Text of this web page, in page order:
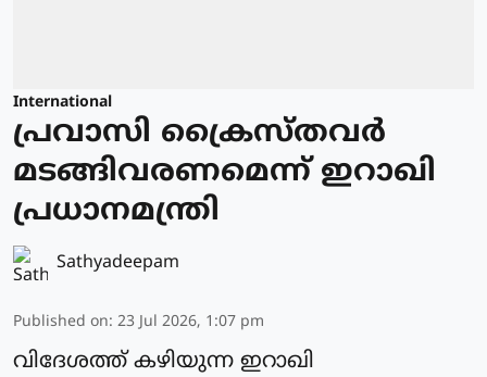
International
പ്രവാസി ക്രൈസ്തവര്‍
മടങ്ങിവരണമെന്ന് ഇറാഖി
പ്രധാനമന്ത്രി
Sathyadeepam
Published on: 23 Jul 2026, 1:07 pm
വിദേശത്ത് കഴിയുന്ന ഇറാഖി